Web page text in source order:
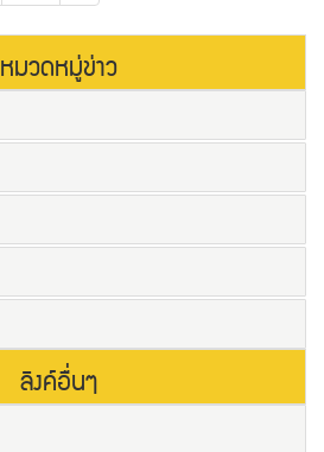
หมวดหมู่ข่าว
ลิงค์อื่นๆ